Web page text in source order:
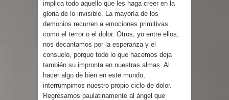
implica todo aquello que les haga creer en la
gloria de lo invisible. La mayoría de los
demonios recurren a emociones primitivas
como el terror o el dolor. Otros, yo entre ellos,
nos decantamos por la esperanza y el
consuelo, porque todo lo que hacemos deja
también su impronta en nuestras almas. Al
hacer algo de bien en este mundo,
interrumpimos nuestro propio ciclo de dolor.
Regresamos paulatinamente al ángel que